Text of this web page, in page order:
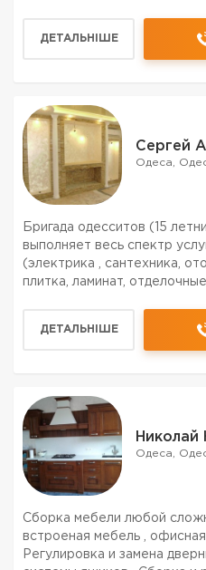
электромонтажных...
ДЕТАЛЬНІШЕ
Сергей
Одеса,
Бригада одесситов (15
выполняет весь спектр
(электрика , сантехника,
плитка, ламинат,
ДЕТАЛЬНІШЕ
Николай
Одеса,
Сборка мебели любой
встроеная мебель ,
Регулировка и замена